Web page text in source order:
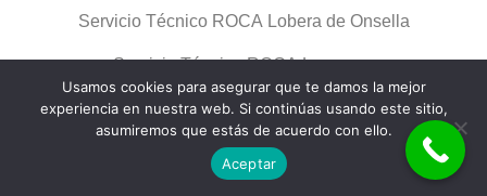
Servicio Técnico ROCA Lobera de Onsella
Servicio Técnico ROCA Longares
Servicio Técnico ROCA Longás
Servicio Técnico ROCA Lucena de Jalón
Usamos cookies para asegurar que te damos la mejor
experiencia en nuestra web. Si continúas usando este sitio,
asumiremos que estás de acuerdo con ello.
Aceptar